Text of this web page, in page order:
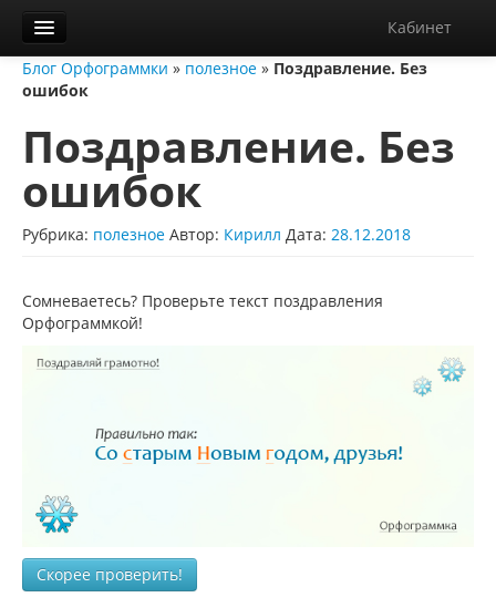
Кабинет
Орфограммка
Блог
О нас
Контакты
Диктанты
Блог Орфограммки » полезное » Поздравление. Без
ошибок
Поздравление. Без
ошибок
Рубрика: полезное Автор: Кирилл Дата: 28.12.2018
Сомневаетесь? Проверьте текст поздравления
Орфограммкой!
Скорее проверить!